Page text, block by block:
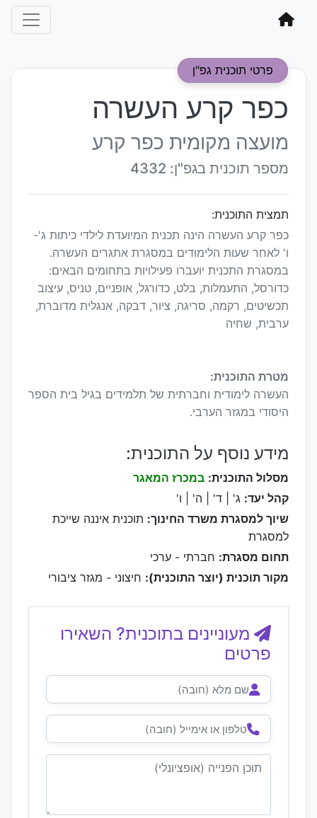
פרטי תוכנית גפ"ן
כפר קרע העשרה
מועצה מקומית כפר קרע
מספר תוכנית בגפ"ן: 4332
תמצית התוכנית:
כפר קרע העשרה הינה תכנית המיועדת לילדי כיתות ג'-
ו' לאחר שעות הלימודים במסגרת אתגרים העשרה.
במסגרת התכנית יועברו פעילויות בתחומים הבאים:
כדורסל, התעמלות, בלט, כדורגל, אופניים, טניס, עיצוב
תכשיטים, רקמה, סריגה, ציור, דבקה, אנגלית מדוברת,
ערבית, שחיה
מטרת התוכנית:
העשרה לימודית וחברתית של תלמידים בגיל בית הספר
היסודי במגזר הערבי.
מידע נוסף על התוכנית:
מסלול התוכנית: במכרז המאגר
קהל יעד: ג' | ד' | ה' | ו'
שיוך למסגרת משרד החינוך: תוכנית איננה שייכת
למסגרת
תחום מסגרת: חברתי - ערכי
מקור תוכנית (יוצר התוכנית): חיצוני - מגזר ציבורי
מעוניינים בתוכנית? השאירו
פרטים